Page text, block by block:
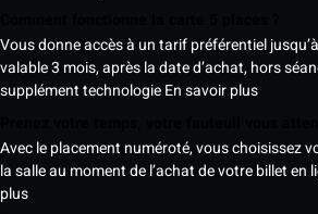
Vous donne accès à un tarif préférentiel
valable 3 mois, après la date d’achat, hors
supplément technologieEn savoir plus
Avec le placement numéroté, vous choisissez
la salle au moment de l’achat de votre billet en
plus